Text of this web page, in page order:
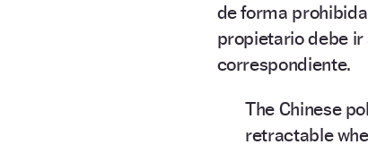
de forma
propietario debe ir
correspondiente.
The Chinese
retractable